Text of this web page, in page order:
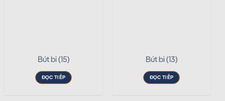
Bút bi (15)
ĐỌC TIẾP
Bút bi (13)
ĐỌC TIẾP